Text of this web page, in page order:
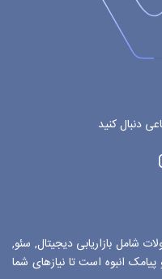
شامل بازاریابی دیجیتال, سئو,
انبوه است تا نیازهای شما
دنبال کنید